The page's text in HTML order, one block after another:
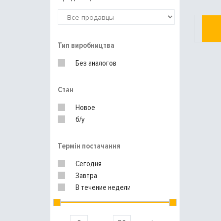
Тип виробництва
Без аналогов
Стан
Новое
б/у
Термін постачання
Сегодня
Завтра
В течение недели